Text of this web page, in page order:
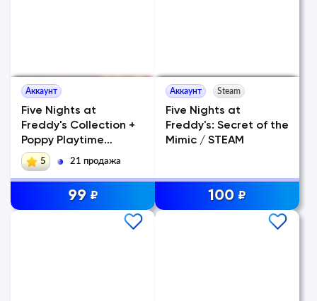
Аккаунт
Five Nights at
Freddy's Collection +
Poppy Playtime
(Chapter 1-5) + Ph
5 21 продажа
99 ₽
Аккаунт Steam
Five Nights at
Freddy's: Secret of the
Mimic / STEAM
100 ₽